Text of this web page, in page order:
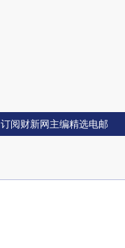
订阅财新网主编精选电邮